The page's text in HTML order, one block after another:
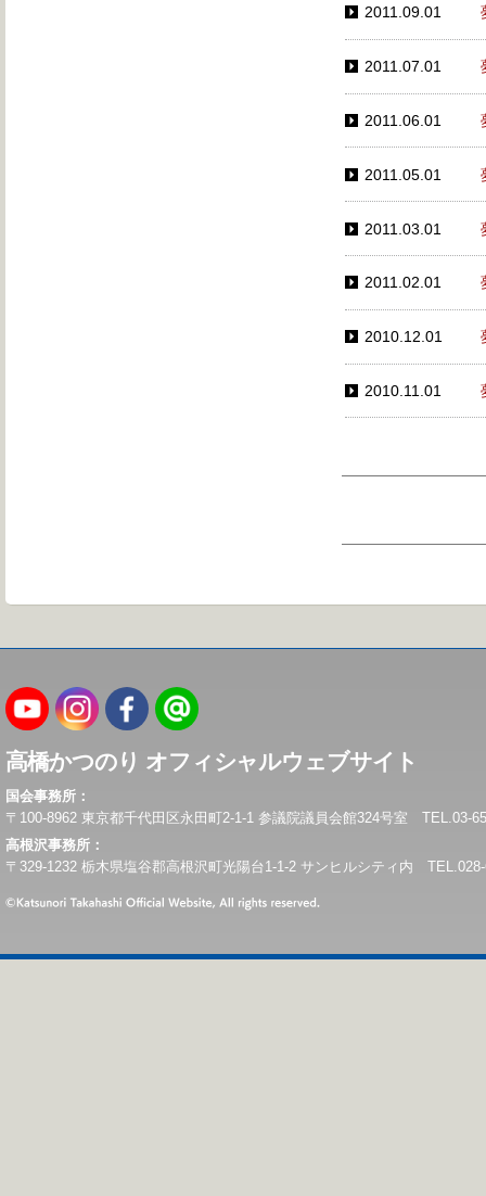
2011.09.01
2011.07.01
2011.06.01
2011.05.01
2011.03.01
2011.02.01
2010.12.01
2010.11.01
高橋かつのり オフィシャルウェブサイト
国会事務所：
〒100-8962 東京都千代田区永田町2-1-1 参議院議員会館324号室 TEL.03-
高根沢事務所：
〒329-1232 栃木県塩谷郡高根沢町光陽台1-1-2 サンヒルシティ内